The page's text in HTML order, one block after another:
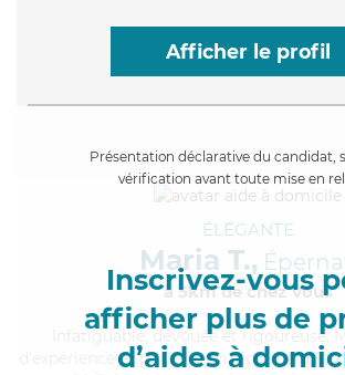
Afficher le profil
Présentation déclarative du candidat,
vérification avant toute mise en
Inscrivez-vous
afficher plus de
d’aides à
ÉLÉGANTE
Maria T.,
à 5km de chez Vous
, dévouée et rigoureuse,
d'expérience et possède un diplôme